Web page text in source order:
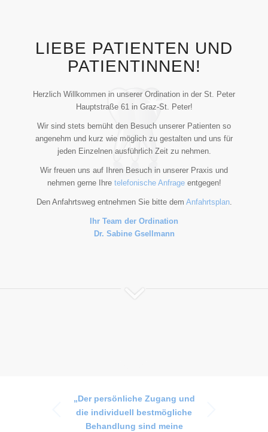
LIEBE PATIENTEN UND
PATIENTINNEN!
Herzlich Willkommen in unserer Ordination in der St. Peter
Hauptstraße 61 in Graz-St. Peter!
Wir sind stets bemüht den Besuch unserer Patienten so
angenehm und kurz wie möglich zu gestalten und uns für
jeden Einzelnen ausführlich Zeit zu nehmen.
Wir freuen uns auf Ihren Besuch in unserer Praxis und
nehmen gerne Ihre telefonische Anfrageentgegen!
Den Anfahrtsweg entnehmen Sie bitte dem Anfahrtsplan.
Ihr Team der Ordination
Dr. Sabine Gsellmann
„Der persönliche Zugang und
die individuell bestmögliche
Behandlung sind meine
Weiter